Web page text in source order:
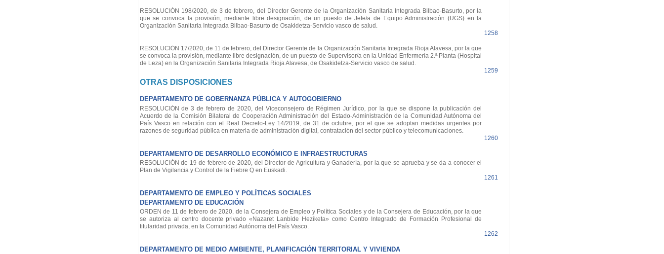
RESOLUCIÓN 198/2020, de 3 de febrero, del Director Gerente de la Organización Sanitaria Integrada Bilbao-Basurto, por la
que se convoca la provisión, mediante libre designación, de un puesto de Jefe/a de Equipo Administración (UGS) en la
Organización Sanitaria Integrada Bilbao-Basurto de Osakidetza-Servicio vasco de salud.
1258
RESOLUCIÓN 17/2020, de 11 de febrero, del Director Gerente de la Organización Sanitaria Integrada Rioja Alavesa, por la que
se convoca la provisión, mediante libre designación, de un puesto de Supervisor/a en la Unidad Enfermería 2.ª Planta (Hospital
de Leza) en la Organización Sanitaria Integrada Rioja Alavesa, de Osakidetza-Servicio vasco de salud.
1259
OTRAS DISPOSICIONES
DEPARTAMENTO DE GOBERNANZA PÚBLICA Y AUTOGOBIERNO
RESOLUCIÓN de 3 de febrero de 2020, del Viceconsejero de Régimen Jurídico, por la que se dispone la publicación del
Acuerdo de la Comisión Bilateral de Cooperación Administración del Estado-Administración de la Comunidad Autónoma del
País Vasco en relación con el Real Decreto-Ley 14/2019, de 31 de octubre, por el que se adoptan medidas urgentes por
razones de seguridad pública en materia de administración digital, contratación del sector público y telecomunicaciones.
1260
DEPARTAMENTO DE DESARROLLO ECONÓMICO E INFRAESTRUCTURAS
RESOLUCIÓN de 19 de febrero de 2020, del Director de Agricultura y Ganadería, por la que se aprueba y se da a conocer el
Plan de Vigilancia y Control de la Fiebre Q en Euskadi.
1261
DEPARTAMENTO DE EMPLEO Y POLÍTICAS SOCIALES
DEPARTAMENTO DE EDUCACIÓN
ORDEN de 11 de febrero de 2020, de la Consejera de Empleo y Política Sociales y de la Consejera de Educación, por la que
se autoriza al centro docente privado «Nazaret Lanbide Heziketa» como Centro Integrado de Formación Profesional de
titularidad privada, en la Comunidad Autónoma del País Vasco.
1262
DEPARTAMENTO DE MEDIO AMBIENTE, PLANIFICACIÓN TERRITORIAL Y VIVIENDA